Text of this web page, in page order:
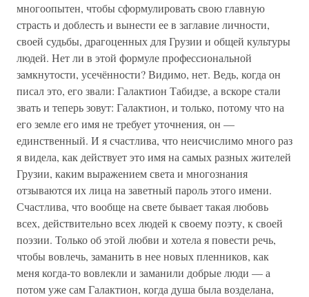
многоопытен, чтобы сформулировать свою главную
страсть и доблесть и вынести ее в заглавие личности,
своей судьбы, драгоценных для Грузии и общей культуры
людей. Нет ли в этой формуле профессиональной
замкнутости, усечённости? Видимо, нет. Ведь, когда он
писал это, его звали: Галактион Табидзе, а вскоре стали
звать и теперь зовут: Галактион, и только, потому что на
его земле его имя не требует уточнения, он —
единственный. И я счастлива, что неисчислимо много раз
я видела, как действует это имя на самых разных жителей
Грузии, каким выражением света и многознания
отзываются их лица на заветный пароль этого имени.
Счастлива, что вообще на свете бывает такая любовь
всех, действительно всех людей к своему поэту, к своей
поэзии. Только об этой любви и хотела я повести речь,
чтобы вовлечь, заманить в нее новых пленников, как
меня когда-то вовлекли и заманили добрые люди — а
потом уже сам Галактион, когда душа была возделана,